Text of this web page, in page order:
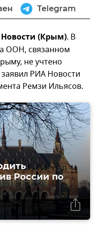
Telegram
(Крым). В
ООН, связанном
не учтено
РИА Новости
Ремзи Ильясов.
России по